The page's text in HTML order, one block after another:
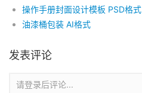
操作手册封面设计模板 PSD格式
油漆桶包装 AI格式
发表评论
请登录后评论...